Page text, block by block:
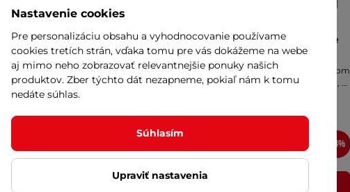
podložka inSPORTline
100x100x1,5 cm AKCIA
5(1)
podložka vhodná pod
stroje aj činky, puzzle tvar
– 10.8. u Vás
Záťažová podložka inSPORTline
Grasteko 50x50x2 cmAKCIA
Tlmiaca podložka s trávnatým povrchom
vhodná pre posilňovacie stroje a činky, …
14,50 €
na sklade – 10.8. u Vás
-14%
Nastavenie cookies
Pre personalizáciu obsahu a vyhodnocovanie používame
cookies tretích strán, vďaka tomu pre vás dokážeme na webe
aj mimo neho zobrazovať relevantnejšie ponuky našich
produktov. Zber týchto dát nezapneme, pokiaľ nám k tomu
nedáte súhlas.
Súhlasím
Upraviť nastavenia